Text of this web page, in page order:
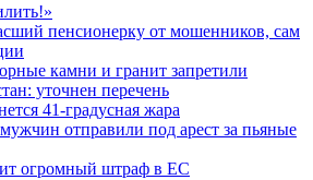
пенсионерку от мошенников, сам
камни и гранит запретили
уточнен перечень
41-градусная жара
отправили под арест за пьяные
огромный штраф в ЕС